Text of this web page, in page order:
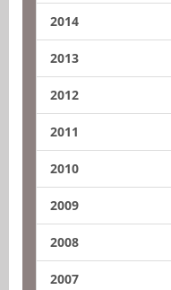
2014
2013
2012
2011
2010
2009
2008
2007